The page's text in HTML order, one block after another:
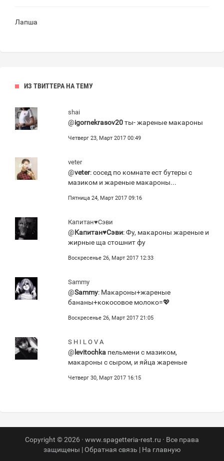
Лапша
ИЗ ТВИТТЕРА НА ТЕМУ
shai
@igornekrasov20ты- жареные макароны
Четверг 23, Март 2017 00:49
veter
@veter: сосед по комнате ест бутеры с
мазиком и жареные макароны...
Пятница 24, Март 2017 09:16
Капитан♥Сэви
@Капитан♥Сэви: Фу, макароны жареные и
жирные ща стошнит фу
Воскресенье 26, Март 2017 12:33
Sammy
@Sammy: Макароны+жареные
бананы+кокосовое молоко=💖
Воскресенье 26, Март 2017 21:05
S H I L O V A
@ levitochka пельмени с мазиком,
макароны с сыром, и яйца жареные
Четверг 30, Март 2017 16:15
Copyright © 2026 · www.spagetteria-rest.ru · Все права
защищены |Обратная связь | На главную